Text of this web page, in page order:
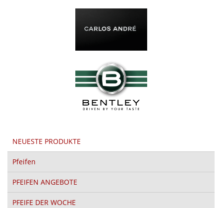
NEUESTE PRODUKTE
Pfeifen
PFEIFEN ANGEBOTE
PFEIFE DER WOCHE